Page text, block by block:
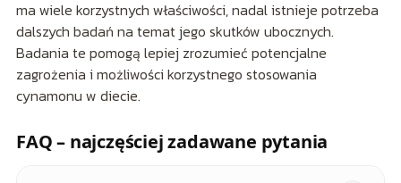
ma wiele korzystnych właściwości, nadal istnieje potrzeba
dalszych badań na temat jego skutków ubocznych.
Badania te pomogą lepiej zrozumieć potencjalne
zagrożenia i możliwości korzystnego stosowania
cynamonu w diecie.
FAQ – najczęściej zadawane pytania